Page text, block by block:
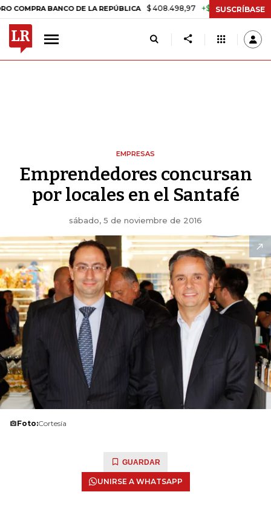
BANCO DE LA REPÚBLICA $ 408.498,97 +$ 8.753,81 +2,19%
SUSCRÍBASE
EMPRESAS
Emprendedores concursan
por locales en el Santafé
sábado, 5 de noviembre de 2016
Foto:Cortesía
GUARDAR
UNIRSE A WHATSAPP